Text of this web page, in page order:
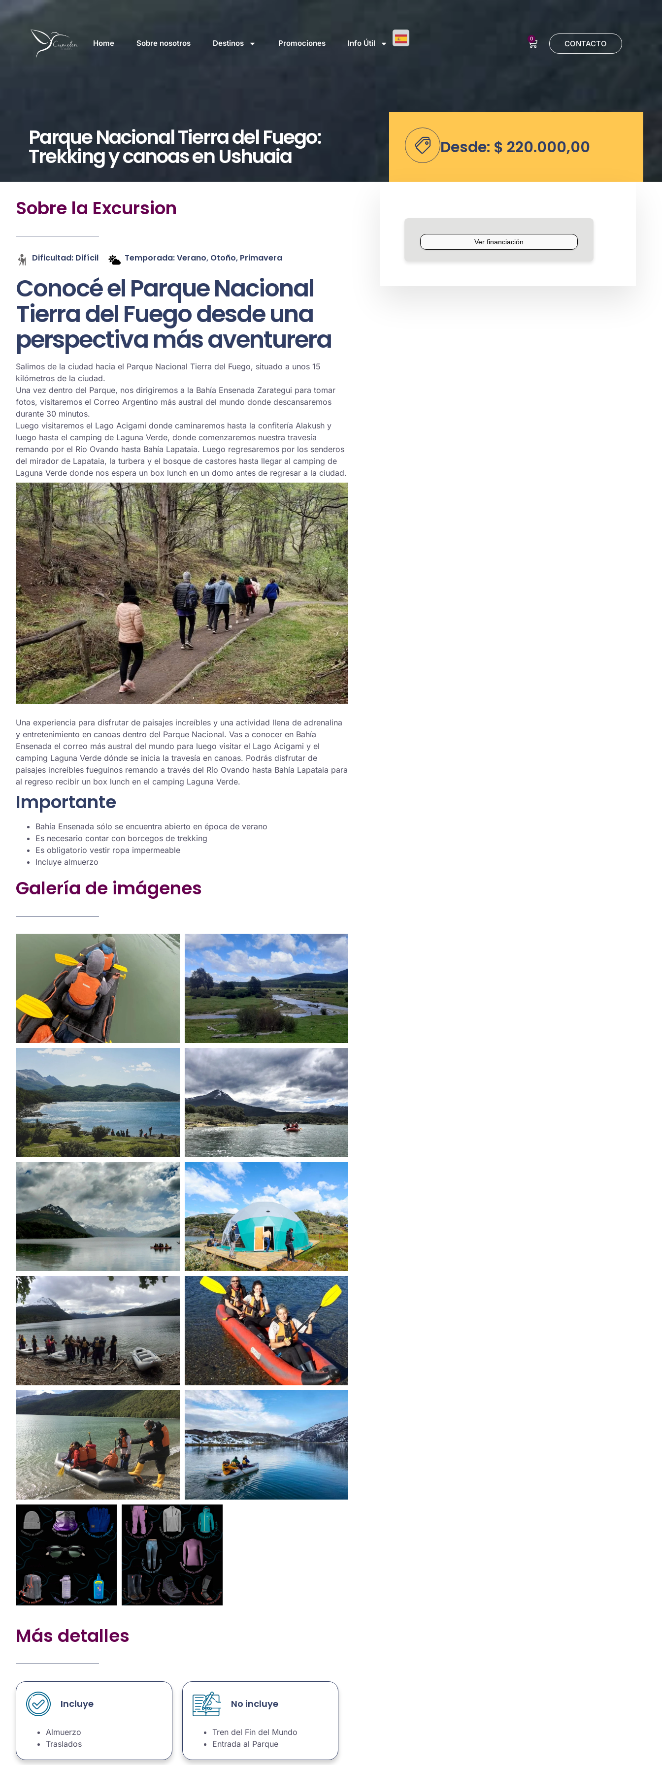
Home Sobre nosotros Destinos Promociones Info Útil 0
CONTACTO
Parque Nacional Tierra del Fuego:
Trekking y canoas en Ushuaia Desde: $ 220.000,00
Sobre la Excursion
Dificultad: Difícil Temporada: Verano, Otoño, Primavera
Conocé el Parque Nacional
Tierra del Fuego desde una
perspectiva más aventurera
Salimos de la ciudad hacia el Parque Nacional Tierra del Fuego, situado a unos 15
kilómetros de la ciudad.
Una vez dentro del Parque, nos dirigiremos a la Bahía Ensenada Zarategui para tomar
fotos, visitaremos el Correo Argentino más austral del mundo donde descansaremos
durante 30 minutos.
Luego visitaremos el Lago Acigami donde caminaremos hasta la confitería Alakush y
luego hasta el camping de Laguna Verde, donde comenzaremos nuestra travesía
remando por el Río Ovando hasta Bahía Lapataia. Luego regresaremos por los senderos
del mirador de Lapataia, la turbera y el bosque de castores hasta llegar al camping de
Laguna Verde donde nos espera un box lunch en un domo antes de regresar a la ciudad.
Una experiencia para disfrutar de paisajes increíbles y una actividad llena de adrenalina
y entretenimiento en canoas dentro del Parque Nacional. Vas a conocer en Bahía
Ensenada el correo más austral del mundo para luego visitar el Lago Acigami y el
camping Laguna Verde dónde se inicia la travesía en canoas. Podrás disfrutar de
paisajes increíbles fueguinos remando a través del Río Ovando hasta Bahía Lapataia para
al regreso recibir un box lunch en el camping Laguna Verde.
Importante
Bahía Ensenada sólo se encuentra abierto en época de verano
Es necesario contar con borcegos de trekking
Es obligatorio vestir ropa impermeable
Incluye almuerzo
Galería de imágenes
Más detalles
Incluye
Almuerzo
Traslados
No incluye
Tren del Fin del Mundo
Entrada al Parque